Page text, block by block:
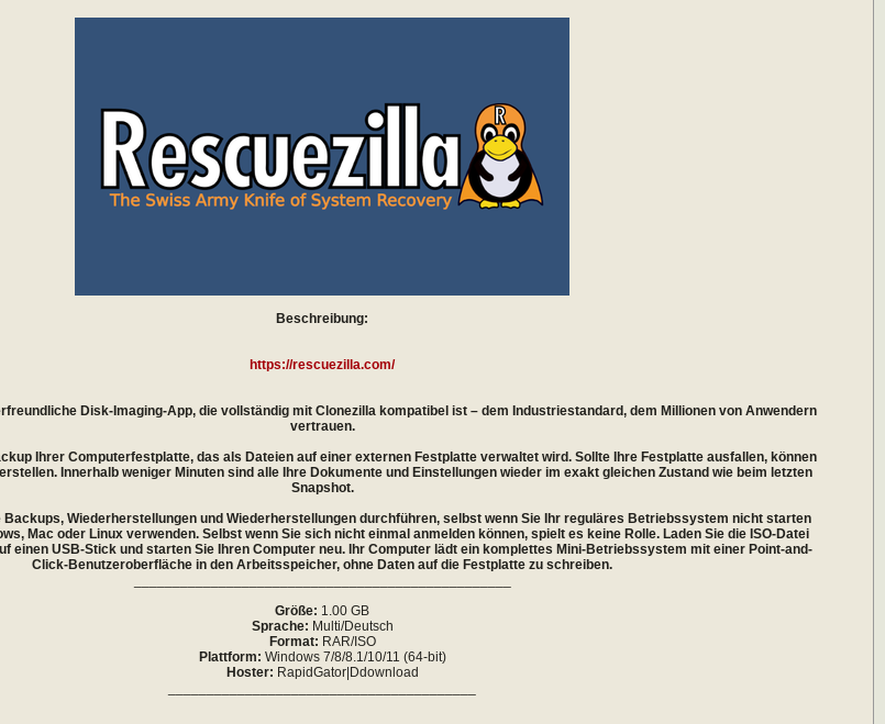
Beschreibung:
https://rescuezilla.com/
Disk-Imaging-App, die vollständig mit Clonezilla kompatibel ist – dem Industriestandard, dem Millionen von Anwendern
vertrauen.
Ihrer Computerfestplatte, das als Dateien auf einer externen Festplatte verwaltet wird. Sollte Ihre Festplatte ausfallen, können
Innerhalb weniger Minuten sind alle Ihre Dokumente und Einstellungen wieder im exakt gleichen Zustand wie beim letzten
Snapshot.
Backups, Wiederherstellungen und Wiederherstellungen durchführen, selbst wenn Sie Ihr reguläres Betriebssystem nicht starten
Mac oder Linux verwenden. Selbst wenn Sie sich nicht einmal anmelden können, spielt es keine Rolle. Laden Sie die ISO-Datei
einen USB-Stick und starten Sie Ihren Computer neu. Ihr Computer lädt ein komplettes Mini-Betriebssystem mit einer Point-and-
Click-Benutzeroberfläche in den Arbeitsspeicher, ohne Daten auf die Festplatte zu schreiben.
Größe: 1.00 GB
Sprache: Multi/Deutsch
Format: RAR/ISO
Plattform: Windows 7/8/8.1/10/11 (64-bit)
Hoster: RapidGator|Ddownload